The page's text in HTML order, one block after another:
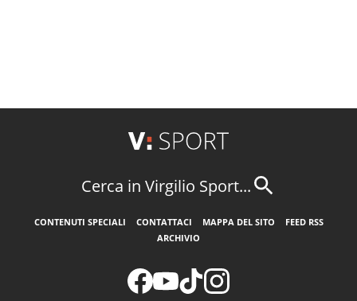
Cerca in Virgilio Sport...
CONTENUTI SPECIALI CONTATTACI MAPPA DEL SITO
FEED RSS
ARCHIVIO